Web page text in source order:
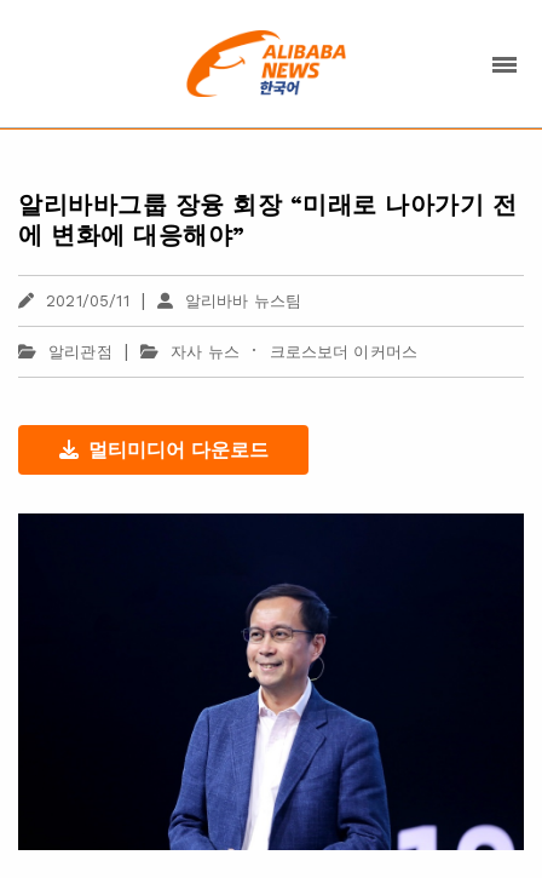
알리바바그룹 장융 회장 “미래로 나아가기 전
에 변화에 대응해야”
2021/05/11 | 알리바바 뉴스팀
알리관점 | 자사 뉴스 · 크로스보더 이커머스
멀티미디어 다운로드